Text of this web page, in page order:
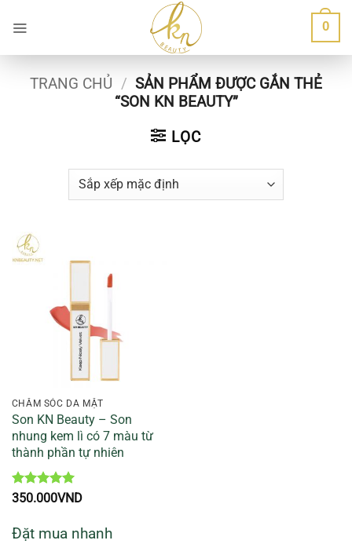
qua
nội
dung
0
TRANG CHỦ / SẢN PHẨM ĐƯỢC GẮN THẺ
“SON KN BEAUTY”
LỌC
CHĂM SÓC DA MẶT
Son KN Beauty – Son
nhung kem lì có 7 màu từ
thành phần tự nhiên
Được xếp
350.000VND
Đặt mua nhanh